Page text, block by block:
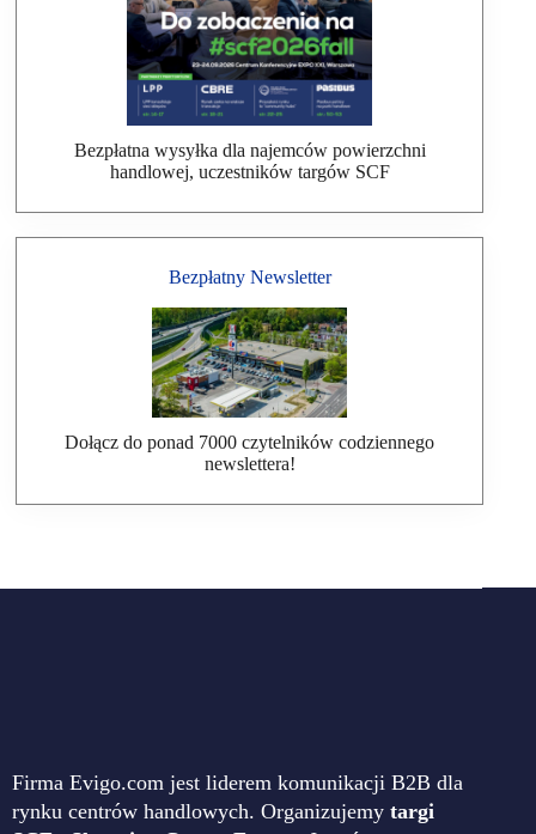
Bezpłatna wysyłka dla najemców powierzchni
handlowej, uczestników targów SCF
Bezpłatny Newsletter
Dołącz do ponad 7000 czytelników codziennego
newslettera!
Firma Evigo.com jest liderem komunikacji B2B dla
rynku centrów handlowych. Organizujemy targi